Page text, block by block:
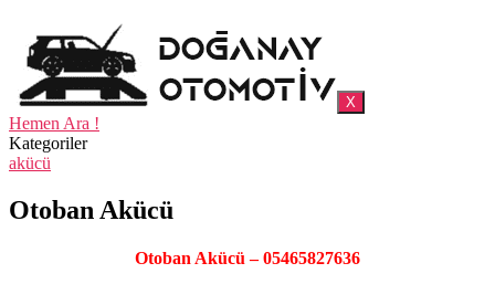
X
Hemen Ara !
Kategoriler
akücü
Otoban Akücü
Otoban Akücü – 05465827636